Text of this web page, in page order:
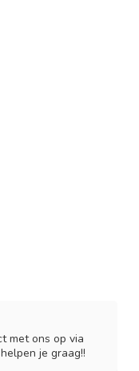
met ons op via
je graag!!